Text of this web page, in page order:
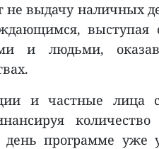
выдачу наличных
выступая
и людьми,
и частные лица
программе уже